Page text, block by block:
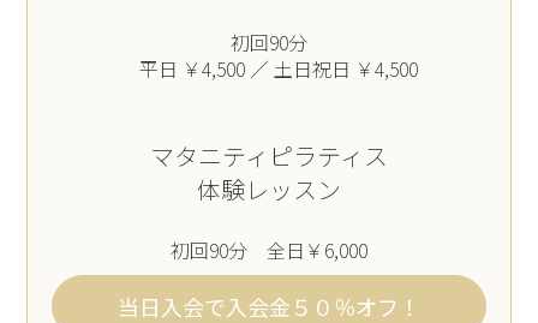
初回90分
平日 ￥4,500 ／ 土日祝日 ￥4,500
マタニティピラティス
体験レッスン
初回90分 全日￥6,000
当日入会で入会金５０％オフ！